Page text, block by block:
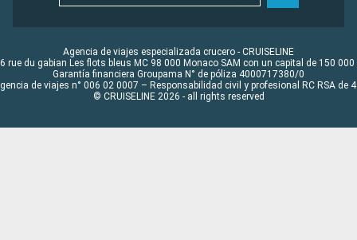
Agencia de viajes especializada crucero - CRUISELINE
rue du gabian Les flots bleus MC 98 000 Monaco SAM con un capital de 150 000
Garantía financiera Groupama N° de póliza 4000717380/0
de viajes n° 006 02 0007 – Responsabilidad civil y profesional RC RSA de
© CRUISELINE 2026 - all rights reserved